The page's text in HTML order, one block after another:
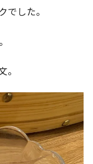
した。